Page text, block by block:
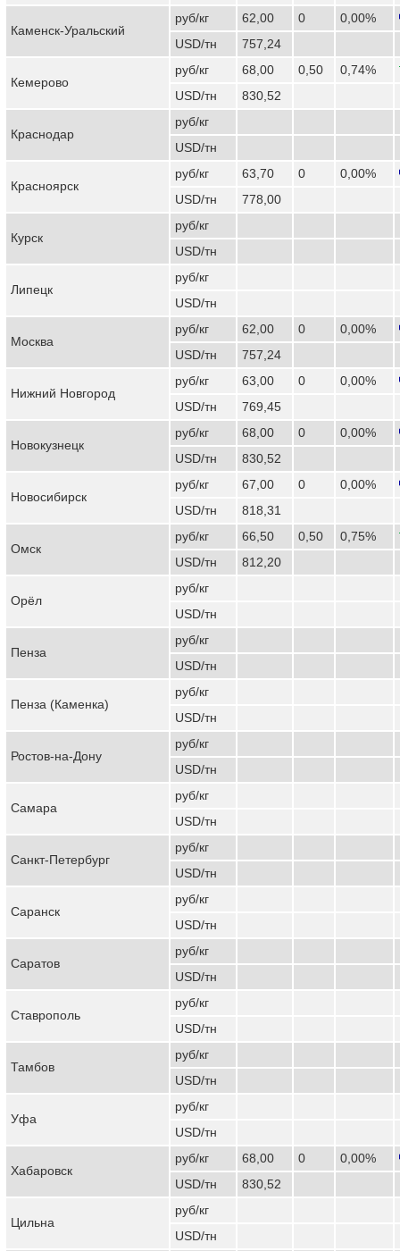
Каменск-Уральский
руб/кг 62,00 0
0,00%
USD/тн
757,24
Кемерово
руб/кг 68,00 0,50
0,74%
USD/тн
830,52
Краснодар
руб/кг
USD/тн
Красноярск
руб/кг 63,70 0
0,00%
USD/тн
778,00
Курск
руб/кг
USD/тн
Липецк
руб/кг
USD/тн
Москва
руб/кг 62,00 0
0,00%
USD/тн
757,24
Нижний Новгород
руб/кг 63,00 0
0,00%
USD/тн
769,45
Новокузнецк
руб/кг 68,00 0
0,00%
USD/тн
830,52
Новосибирск
руб/кг 67,00 0
0,00%
USD/тн
818,31
Омск
руб/кг 66,50 0,50
0,75%
USD/тн
812,20
Орёл
руб/кг
USD/тн
Пенза
руб/кг
USD/тн
Пенза (Каменка)
руб/кг
USD/тн
Ростов-на-Дону
руб/кг
USD/тн
Самара
руб/кг
USD/тн
Санкт-Петербург
руб/кг
USD/тн
Саранск
руб/кг
USD/тн
Саратов
руб/кг
USD/тн
Ставрополь
руб/кг
USD/тн
Тамбов
руб/кг
USD/тн
Уфа
руб/кг
USD/тн
Хабаровск
руб/кг 68,00 0
0,00%
USD/тн
830,52
Цильна
руб/кг
USD/тн